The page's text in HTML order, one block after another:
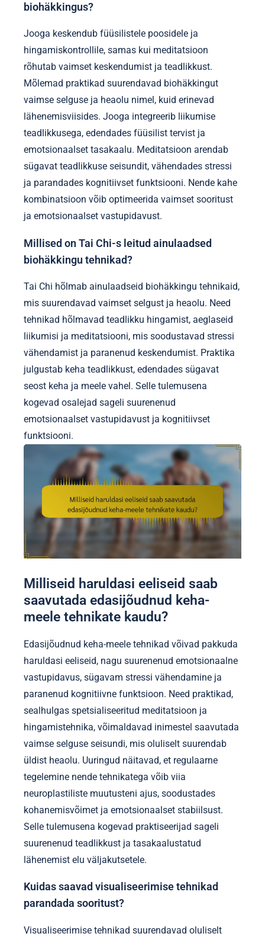
biohäkkingus?
Jooga keskendub füüsilistele poosidele ja
hingamiskontrollile, samas kui meditatsioon
rõhutab vaimset keskendumist ja teadlikkust.
Mõlemad praktikad suurendavad biohäkkingut
vaimse selguse ja heaolu nimel, kuid erinevad
lähenemisviisides. Jooga integreerib liikumise
teadlikkusega, edendades füüsilist tervist ja
emotsionaalset tasakaalu. Meditatsioon arendab
sügavat teadlikkuse seisundit, vähendades stressi
ja parandades kognitiivset funktsiooni. Nende kahe
kombinatsioon võib optimeerida vaimset sooritust
ja emotsionaalset vastupidavust.
Millised on Tai Chi-s leitud ainulaadsed
biohäkkingu tehnikad?
Tai Chi hõlmab ainulaadseid biohäkkingu tehnikaid,
mis suurendavad vaimset selgust ja heaolu. Need
tehnikad hõlmavad teadlikku hingamist, aeglaseid
liikumisi ja meditatsiooni, mis soodustavad stressi
vähendamist ja paranenud keskendumist. Praktika
julgustab keha teadlikkust, edendades sügavat
seost keha ja meele vahel. Selle tulemusena
kogevad osalejad sageli suurenenud
emotsionaalset vastupidavust ja kognitiivset
funktsiooni.
Milliseid haruldasi eeliseid saab
saavutada edasijõudnud keha-
meele tehnikate kaudu?
Edasijõudnud keha-meele tehnikad võivad pakkuda
haruldasi eeliseid, nagu suurenenud emotsionaalne
vastupidavus, sügavam stressi vähendamine ja
paranenud kognitiivne funktsioon. Need praktikad,
sealhulgas spetsialiseeritud meditatsioon ja
hingamistehnika, võimaldavad inimestel saavutada
vaimse selguse seisundi, mis oluliselt suurendab
üldist heaolu. Uuringud näitavad, et regulaarne
tegelemine nende tehnikatega võib viia
neuroplastiliste muutusteni ajus, soodustades
kohanemisvõimet ja emotsionaalset stabiilsust.
Selle tulemusena kogevad praktiseerijad sageli
suurenenud teadlikkust ja tasakaalustatud
lähenemist elu väljakutsetele.
Kuidas saavad visualiseerimise tehnikad
parandada sooritust?
Visualiseerimise tehnikad suurendavad oluliselt